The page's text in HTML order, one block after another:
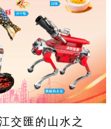
交匯的山水之